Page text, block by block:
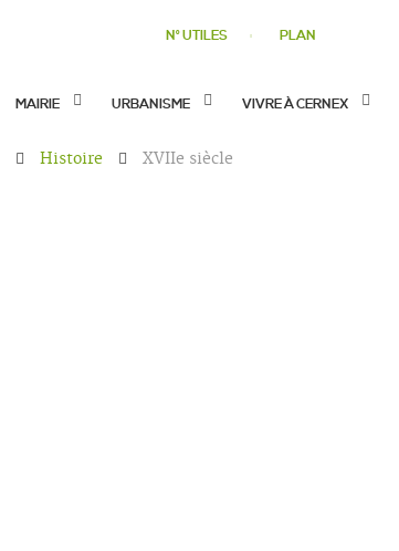
N° UTILES PLAN
MAIRIE URBANISME VIVRE À CERNEX
Histoire XVIIe siècle